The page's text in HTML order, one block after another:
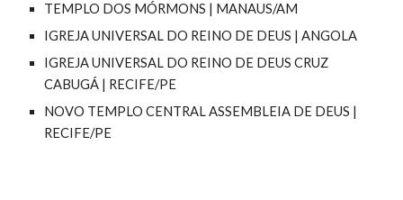
TEMPLO DOS MÓRMONS | MANAUS/AM
IGREJA UNIVERSAL DO REINO DE DEUS | ANGOLA
IGREJA UNIVERSAL DO REINO DE DEUS CRUZ
CABUGÁ | RECIFE/PE
NOVO TEMPLO CENTRAL ASSEMBLEIA DE DEUS |
RECIFE/PE